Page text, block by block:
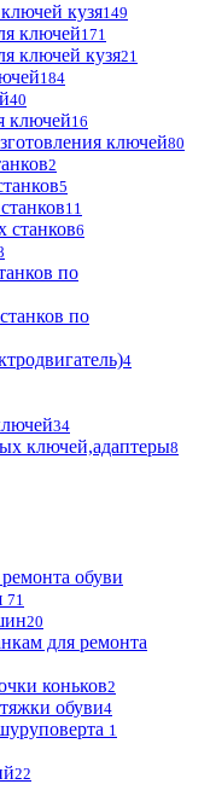
кузя149
ключей171
ключей кузя21
184
40
ключей16
ключей80
2
5
11
станков6
по
по
4
34
ключей,адаптеры8
обуви
71
20
для ремонта
коньков2
обуви4
1
22